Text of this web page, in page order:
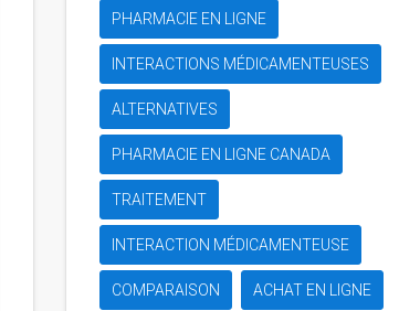
PHARMACIE EN LIGNE
INTERACTIONS MÉDICAMENTEUSES
ALTERNATIVES
PHARMACIE EN LIGNE CANADA
TRAITEMENT
INTERACTION MÉDICAMENTEUSE
COMPARAISON ACHAT EN LIGNE